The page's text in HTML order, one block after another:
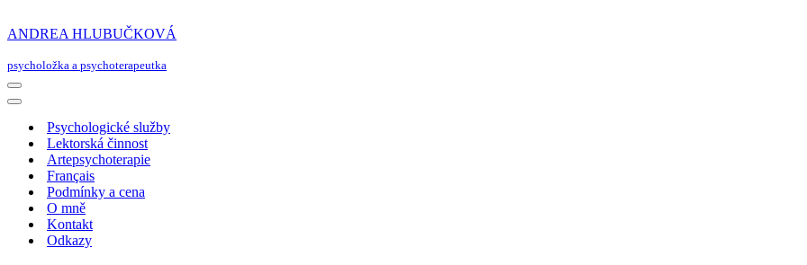
ANDREA HLUBUČKOVÁ
psycholožka a psychoterapeutka
Navigační
menu
Navigační
Psychologické služby
Lektorská činnost
Artepsychoterapie
Français
Podmínky a cena
O mně
Kontakt
Odkazy